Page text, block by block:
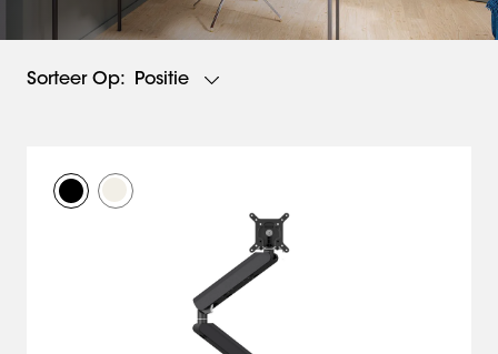
Sorteer Op: Positie